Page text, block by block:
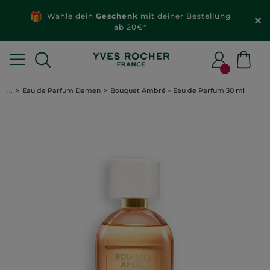
Wähle dein Geschenk mit deiner Bestellung
ab 20€*
... Eau de Parfum Damen Bouquet Ambré – Eau de Parfum 30 ml